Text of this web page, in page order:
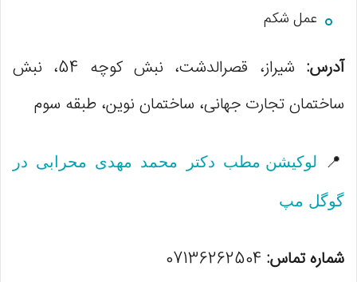
عمل شکم
آدرس:
شیراز، قصرالدشت، نبش کوچه 54، نبش
ساختمان تجارت جهانی، ساختمان نوین، طبقه سوم
📍 لوکیشن مطب دکتر محمد مهدی محرابی در
گوگل مپ
شماره تماس: